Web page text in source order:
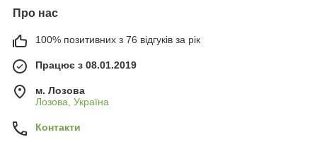
Про нас
100% позитивних з 76 відгуків за рік
Працює з 08.01.2019
м. Лозова
Лозова, Україна
Контакти